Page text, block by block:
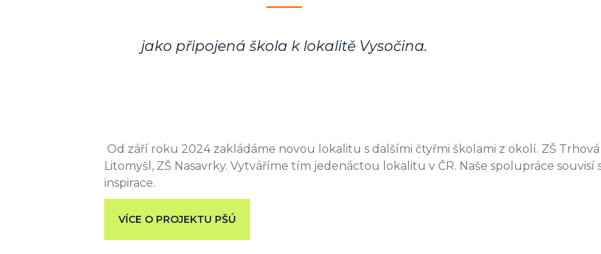
jako připojená škola k lokalitě Vysočina.
Od září roku 2024 zakládáme novou lokalitu s dalšími čtyřmi školami z okolí. ZŠ
Litomyšl, ZŠ Nasavrky. Vytváříme tím jedenáctou lokalitu v ČR. Naše spolupráce
inspirace.
VÍCE O PROJEKTU PŠÚ